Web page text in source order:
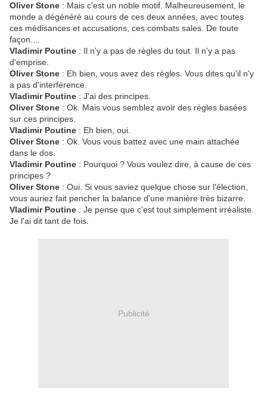
Oliver Stone : Mais c'est un noble motif. Malheureusement, le
monde a dégénéré au cours de ces deux années, avec toutes
ces médisances et accusations, ces combats sales. De toute
façon....
Vladimir Poutine : Il n'y a pas de règles du tout. Il n'y a pas
d'emprise.
Oliver Stone : Eh bien, vous avez des règles. Vous dites qu'il n'y
a pas d'interférence.
Vladimir Poutine : J'ai des principes.
Oliver Stone : Ok. Mais vous semblez avoir des règles basées
sur ces principes.
Vladimir Poutine : Eh bien, oui.
Oliver Stone : Ok. Vous vous battez avec une main attachée
dans le dos.
Vladimir Poutine : Pourquoi ? Vous voulez dire, à cause de ces
principes ?
Oliver Stone : Oui. Si vous saviez quelque chose sur l'élection,
vous auriez fait pencher la balance d'une manière très bizarre.
Vladimir Poutine : Je pense que c'est tout simplement irréaliste.
Je l'ai dit tant de fois.
Publicité